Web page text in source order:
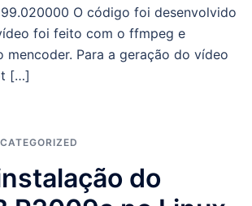
O código foi desenvolvido
foi feito com o ffmpeg e
mencoder. Para a geração do vídeo
[…]
do